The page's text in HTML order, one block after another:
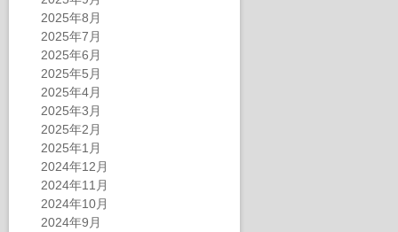
2025年8月
2025年7月
2025年6月
2025年5月
2025年4月
2025年3月
2025年2月
2025年1月
2024年12月
2024年11月
2024年10月
2024年9月